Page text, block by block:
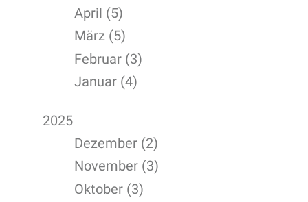
April (5)
März (5)
Februar (3)
Januar (4)
2025
Dezember (2)
November (3)
Oktober (3)